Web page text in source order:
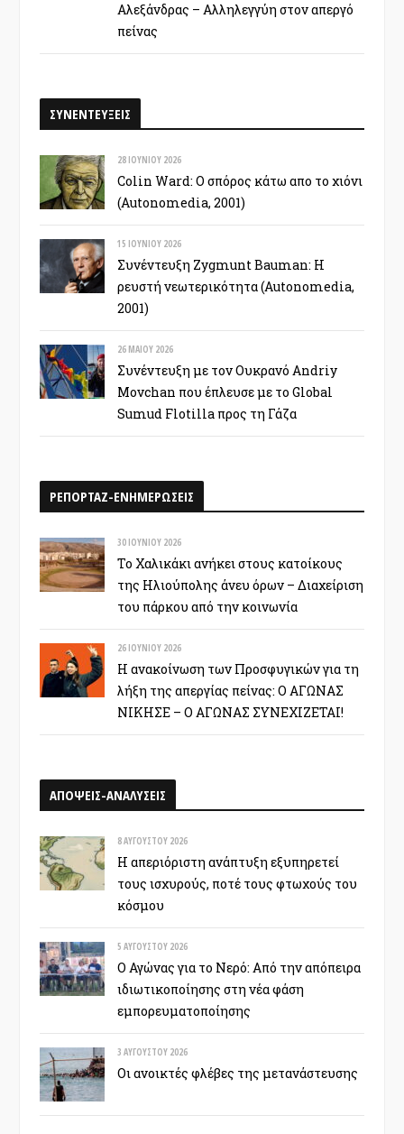
Αλεξάνδρας – Αλληλεγγύη στον απεργό
πείνας
ΣΥΝΕΝΤΕΥΞΕΙΣ
28 ΙΟΥΝΊΟΥ 2026
Colin Ward: Ο σπόρος κάτω απο το χιόνι
(Autonomedia, 2001)
15 ΙΟΥΝΊΟΥ 2026
Συνέντευξη Zygmunt Bauman: Η
ρευστή νεωτερικότητα (Autonomedia,
2001)
26 ΜΑΪ́ΟΥ 2026
Συνέντευξη με τον Ουκρανό Andriy
Movchan που έπλευσε με το Global
Sumud Flotilla προς τη Γάζα
ΡΕΠΟΡΤΑΖ-ΕΝΗΜΕΡΩΣΕΙΣ
30 ΙΟΥΝΊΟΥ 2026
Το Χαλικάκι ανήκει στους κατοίκους
της Ηλιούπολης άνευ όρων – Διαχείριση
του πάρκου από την κοινωνία
26 ΙΟΥΝΊΟΥ 2026
Η ανακοίνωση των Προσφυγικών για τη
λήξη της απεργίας πείνας: Ο ΑΓΩΝΑΣ
ΝΙΚΗΣΕ – Ο ΑΓΩΝΑΣ ΣΥΝΕΧΙΖΕΤΑΙ!
ΑΠΟΨΕΙΣ-ΑΝΑΛΥΣΕΙΣ
8 ΑΥΓΟΎΣΤΟΥ 2026
Η απεριόριστη ανάπτυξη εξυπηρετεί
τους ισχυρούς, ποτέ τους φτωχούς του
κόσμου
5 ΑΥΓΟΎΣΤΟΥ 2026
Ο Αγώνας για το Νερό: Από την απόπειρα
ιδιωτικοποίησης στη νέα φάση
εμπορευματοποίησης
3 ΑΥΓΟΎΣΤΟΥ 2026
Οι ανοικτές φλέβες της μετανάστευσης